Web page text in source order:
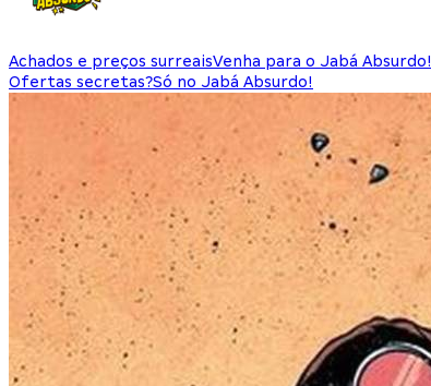
Achados e preços surreaisVenha para o Jabá Absurdo!
Ofertas secretas?Só no Jabá Absurdo!